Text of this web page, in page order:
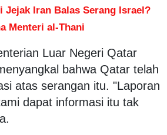
Jejak Iran Balas Serang Israel?
Menteri al-Thani
Luar Negeri Qatar
bahwa Qatar telah
atas serangan itu. "Laporan
dapat informasi itu tak